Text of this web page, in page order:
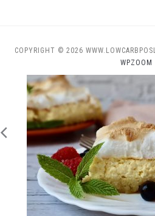
COPYRIGHT © 2026
WPZOOM